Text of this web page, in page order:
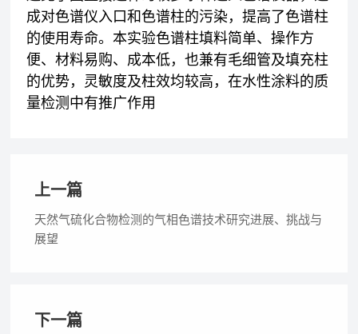
成对色谱仪入口和色谱柱的污染，提高了色谱柱
的使用寿命。本实验色谱柱填料简单、操作方
便、材料易购、成本低，也兼有毛细管及填充柱
的优势，灵敏度及柱效均较高，在水性涂料的质
量检测中有推广作用
上一篇
天然气硫化合物检测的气相色谱技术研究进展、挑战与
展望
下一篇